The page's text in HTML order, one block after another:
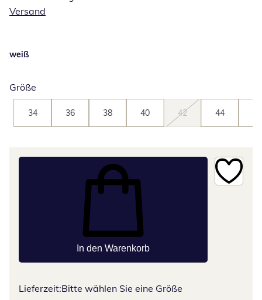
Versand
weiß
Größe
34 36 38 40 42 44
In den Warenkorb
Lieferzeit:Bitte wählen Sie eine Größe